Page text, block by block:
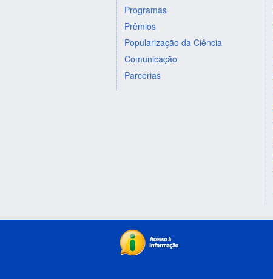
Programas
Prêmios
Popularização da Ciência
Comunicação
Parcerias